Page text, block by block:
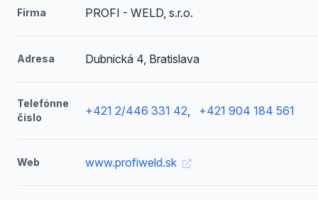
Firma PROFI - WELD, s.r.o.
Adresa Dubnická 4, Bratislava
Telefónne
číslo
+421 2/446 331 42, +421 904 184 561
Web www.profiweld.sk